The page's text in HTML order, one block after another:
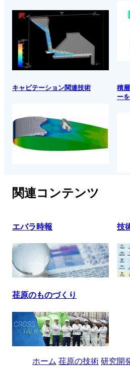
キャビテーション関連技術
積
ー
関連コンテンツ
エバラ時報 技
荏原のものづくり
ホーム 荏原の技術 研究開